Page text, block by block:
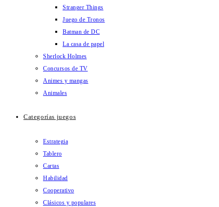
Stranger Things
Juego de Tronos
Batman de DC
La casa de papel
Sherlock Holmes
Concursos de TV
Animes y mangas
Animales
Categorías juegos
Estrategia
Tablero
Cartas
Habilidad
Cooperativo
Clásicos y populares